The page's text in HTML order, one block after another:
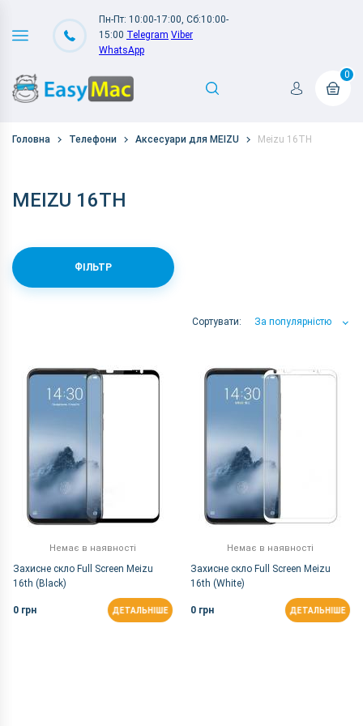
Пн-Пт: 10:00-17:00, Сб:10:00-
15:00 Telegram Viber
WhatsApp
0
Головна Телефони Аксесуари для MEIZU Meizu 16TH
MEIZU 16TH
ФІЛЬТР
Сортувати: За популярністю
За популярністю
За Назвою Я-А
Немає в наявності
Захисне скло Full Screen Meizu
16th (Black)
0 грн ДЕТАЛЬНІШЕ
Немає в наявності
Захисне скло Full Screen Meizu
16th (White)
0 грн ДЕТАЛЬНІШЕ